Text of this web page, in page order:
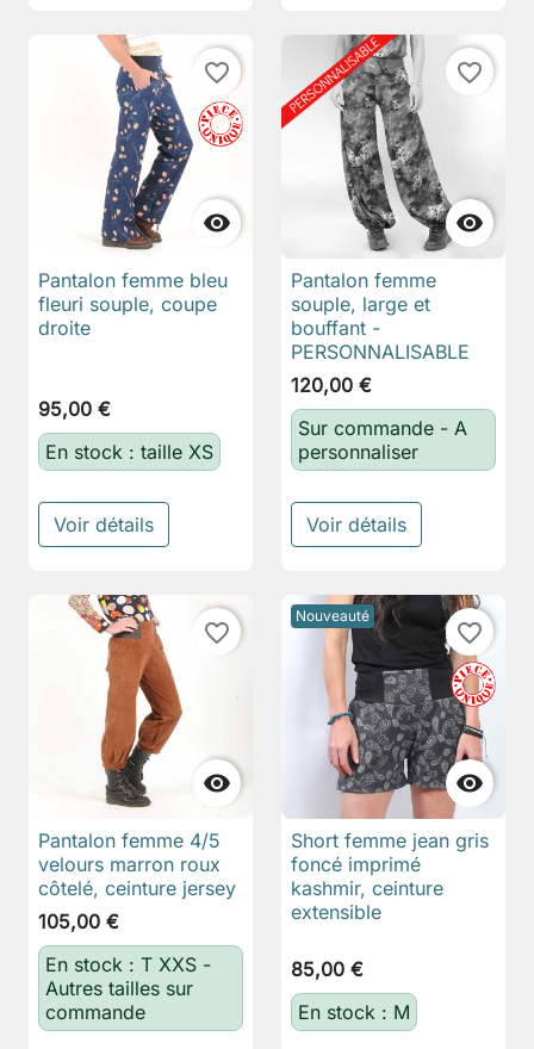

favorite_border
Pantalon femme bleu
fleuri souple, coupe
droite
95,00 €
En stock : taille XS
Voir détails

favorite_border
Pantalon femme
souple, large et
bouffant -
PERSONNALISABLE
120,00 €
Sur commande - A
personnaliser
Voir détails

favorite_border
Pantalon femme 4/5
velours marron roux
côtelé, ceinture jersey
105,00 €
En stock : T XXS -
Autres tailles sur
commande
Nouveauté

favorite_border
Short femme jean gris
foncé imprimé
kashmir, ceinture
extensible
85,00 €
En stock : M